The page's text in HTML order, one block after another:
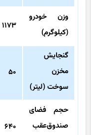
وزن خودرو
(کیلوگرم)
۱۱۷۳
گنجایش
مخزن
سوخت (لیتر)
۵۰
حجم فضای
صندوق‌عقب
۶۴۰